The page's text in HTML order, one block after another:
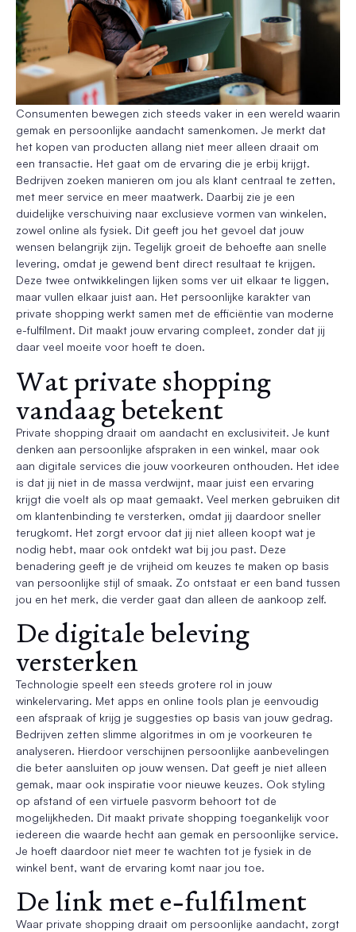
Consumenten bewegen zich steeds vaker in een wereld waarin
gemak en persoonlijke aandacht samenkomen. Je merkt dat
het kopen van producten allang niet meer alleen draait om
een transactie. Het gaat om de ervaring die je erbij krijgt.
Bedrijven zoeken manieren om jou als klant centraal te zetten,
met meer service en meer maatwerk. Daarbij zie je een
duidelijke verschuiving naar exclusieve vormen van winkelen,
zowel online als fysiek. Dit geeft jou het gevoel dat jouw
wensen belangrijk zijn. Tegelijk groeit de behoefte aan snelle
levering, omdat je gewend bent direct resultaat te krijgen.
Deze twee ontwikkelingen lijken soms ver uit elkaar te liggen,
maar vullen elkaar juist aan. Het persoonlijke karakter van
private shopping werkt samen met de efficiëntie van moderne
e-fulfilment. Dit maakt jouw ervaring compleet, zonder dat jij
daar veel moeite voor hoeft te doen.
Wat private shopping
vandaag betekent
Private shopping draait om aandacht en exclusiviteit. Je kunt
denken aan persoonlijke afspraken in een winkel, maar ook
aan digitale services die jouw voorkeuren onthouden. Het idee
is dat jij niet in de massa verdwijnt, maar juist een ervaring
krijgt die voelt als op maat gemaakt. Veel merken gebruiken dit
om klantenbinding te versterken, omdat jij daardoor sneller
terugkomt. Het zorgt ervoor dat jij niet alleen koopt wat je
nodig hebt, maar ook ontdekt wat bij jou past. Deze
benadering geeft je de vrijheid om keuzes te maken op basis
van persoonlijke stijl of smaak. Zo ontstaat er een band tussen
jou en het merk, die verder gaat dan alleen de aankoop zelf.
De digitale beleving
versterken
Technologie speelt een steeds grotere rol in jouw
winkelervaring. Met apps en online tools plan je eenvoudig
een afspraak of krijg je suggesties op basis van jouw gedrag.
Bedrijven zetten slimme algoritmes in om je voorkeuren te
analyseren. Hierdoor verschijnen persoonlijke aanbevelingen
die beter aansluiten op jouw wensen. Dat geeft je niet alleen
gemak, maar ook inspiratie voor nieuwe keuzes. Ook styling
op afstand of een virtuele pasvorm behoort tot de
mogelijkheden. Dit maakt private shopping toegankelijk voor
iedereen die waarde hecht aan gemak en persoonlijke service.
Je hoeft daardoor niet meer te wachten tot je fysiek in de
winkel bent, want de ervaring komt naar jou toe.
De link met e-fulfilment
Waar private shopping draait om persoonlijke aandacht, zorgt